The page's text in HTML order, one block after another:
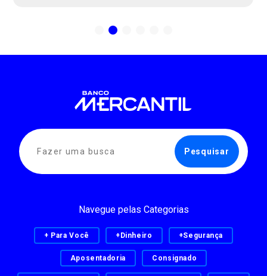
Navegue pelas Categorias
+ Para Você +Dinheiro +Segurança
Aposentadoria Consignado